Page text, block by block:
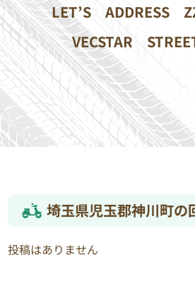
LET’S ADDRESS
VECSTAR
埼玉県児玉郡神川町の
投稿はありません